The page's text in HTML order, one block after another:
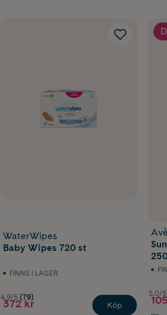
WaterWipes
Baby Wipes 720 st
FINNS I LAGER
4.9/5 (79)
372 kr Köp
5.0/5